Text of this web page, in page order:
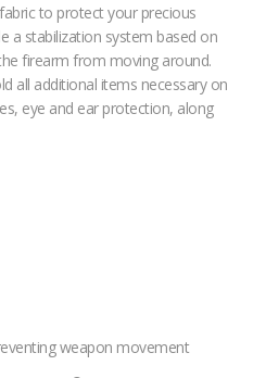
to protect your precious
a stabilization system based on
firearm from moving around.
all additional items necessary on
eye and ear protection, along
weapon movement